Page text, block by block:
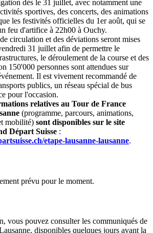
dès le 31 juillet, avec notamment une
sportives, des concerts, des animations
les festivités officielles du 1er août, qui se
feu d'artifice à 22h00 à Ouchy.
circulation et des déviations seront mises
31 juillet afin de permettre le
le déroulement de la course et des
150'000 personnes sont attendues sur
Il est vivement recommandé de
publics, un réseau spécial de bus
pour l'occasion.
relatives au Tour de France
(programme, parcours, animations,
mobilité) sont disponibles sur le site
Départ Suisse :
etape-lausanne-lausanne.
prévu pour le moment.
vous pouvez consulter les communiqués de
disponibles quelques jours avant la